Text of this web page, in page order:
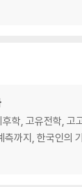
학, 고유전학,
까지, 한국인의